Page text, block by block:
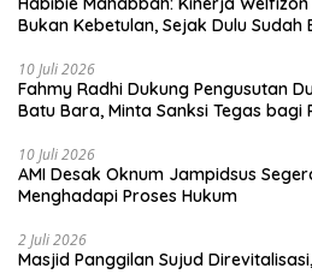
Bukan Kebetulan, Sejak Dulu Sudah
10 Juli 2026
Fahmy Radhi Dukung Pengusutan
Batu Bara, Minta Sanksi Tegas bagi
10 Juli 2026
AMI Desak Oknum Jampidsus
Menghadapi Proses Hukum
2 Juli 2026
Masjid Panggilan Sujud